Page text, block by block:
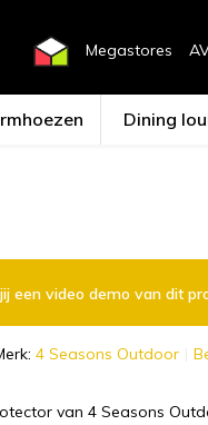
Megastores
Dining
een video demo van dit
4 Seasons Outdoor
van 4 Seasons